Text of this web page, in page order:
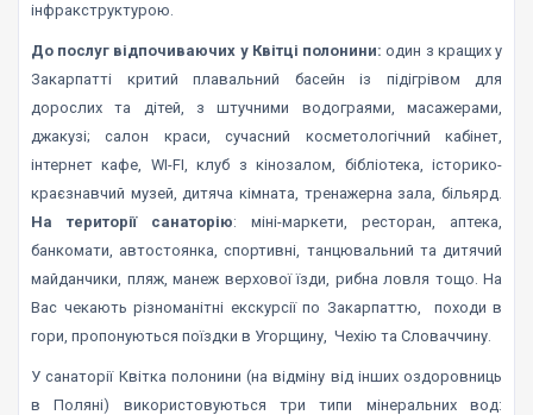
інфракструктурою.
До послуг відпочиваючих у Квітці полонини:один з кращих у
Закарпатті критий плавальний басейн із підігрівом для
дорослих та дітей, з штучними водограями, масажерами,
джакузі; салон краси, сучасний косметологічний кабінет,
інтернет кафе, WI-FI, клуб з кінозалом, бібліотека, історико-
краєзнавчий музей, дитяча кімната, тренажерна зала, більярд.
На території санаторію: міні-маркети, ресторан, аптека,
банкомати, автостоянка, спортивні, танцювальний та дитячий
майданчики, пляж, манеж верхової їзди, рибна ловля тощо. На
Вас чекають різноманітні екскурсії по Закарпаттю, походи в
гори, пропонуються поїздки в Угорщину, Чехію та Словаччину.
У санаторії Квітка полонини (на відміну від інших оздоровниць
в Поляні) використовуються три типи мінеральних вод: